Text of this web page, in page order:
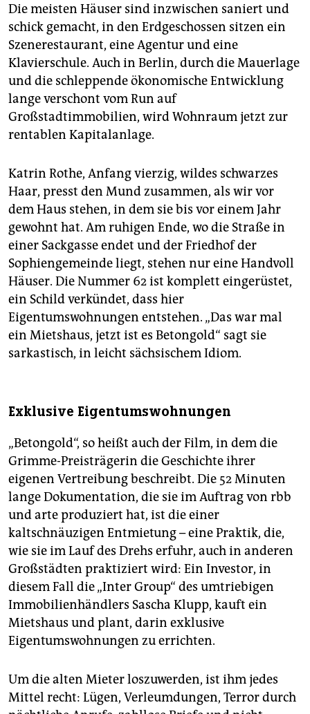
Die meisten Häuser sind inzwischen saniert und
schick gemacht, in den Erdgeschossen sitzen ein
Szenerestaurant, eine Agentur und eine
Klavierschule. Auch in Berlin, durch die Mauerlage
und die schleppende ökonomische Entwicklung
lange verschont vom Run auf
Großstadtimmobilien, wird Wohnraum jetzt zur
rentablen Kapitalanlage.
Katrin Rothe, Anfang vierzig, wildes schwarzes
Haar, presst den Mund zusammen, als wir vor
dem Haus stehen, in dem sie bis vor einem Jahr
gewohnt hat. Am ruhigen Ende, wo die Straße in
einer Sackgasse endet und der Friedhof der
Sophiengemeinde liegt, stehen nur eine Handvoll
Häuser. Die Nummer 62 ist komplett eingerüstet,
ein Schild verkündet, dass hier
Eigentumswohnungen entstehen. „Das war mal
ein Mietshaus, jetzt ist es Betongold“ sagt sie
sarkastisch, in leicht sächsischem Idiom.
Exklusive Eigentumswohnungen
„Betongold“, so heißt auch der Film, in dem die
Grimme-Preisträgerin die Geschichte ihrer
eigenen Vertreibung beschreibt. Die 52 Minuten
lange Dokumentation, die sie im Auftrag von rbb
und arte produziert hat, ist die einer
kaltschnäuzigen Entmietung – eine Praktik, die,
wie sie im Lauf des Drehs erfuhr, auch in anderen
Großstädten praktiziert wird: Ein Investor, in
diesem Fall die „Inter Group“ des umtriebigen
Immobilienhändlers Sascha Klupp, kauft ein
Mietshaus und plant, darin exklusive
Eigentumswohnungen zu errichten.
Um die alten Mieter loszuwerden, ist ihm jedes
Mittel recht: Lügen, Verleumdungen, Terror durch